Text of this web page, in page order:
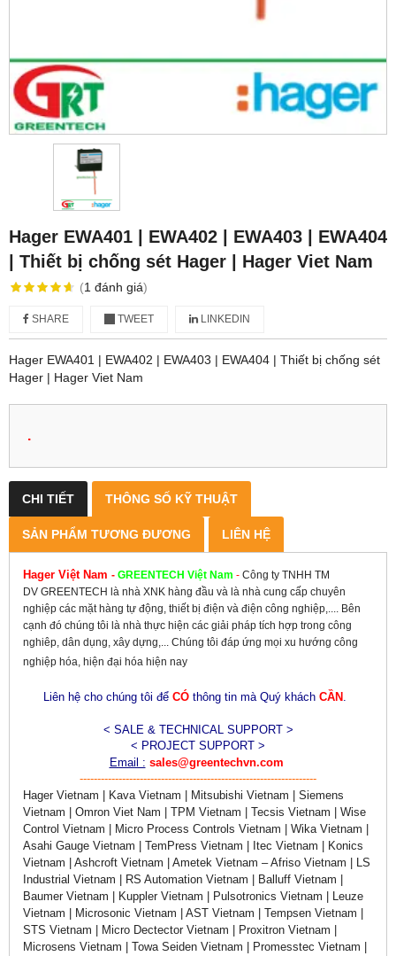
Hager EWA401 | EWA402 | EWA403 | EWA404
| Thiết bị chống sét Hager | Hager Viet Nam
(1 đánh giá)
SHARE TWEET LINKEDIN
Hager EWA401 | EWA402 | EWA403 | EWA404 | Thiết bị chống sét
Hager | Hager Viet Nam
.
CHI TIẾT THÔNG SỐ KỸ THUẬT
SẢN PHẨM TƯƠNG ĐƯƠNG LIÊN HỆ
Hager Việt Nam - GREENTECH Việt Nam - Công ty TNHH TM
DV GREENTECH là nhà XNK hàng đầu và là nhà cung cấp chuyên
nghiệp các mặt hàng tự động, thiết bị điện và điện công nghiệp,.... Bên
cạnh đó chúng tôi là nhà thực hiện các giải pháp tích hợp trong công
nghiêp, dân dụng, xây dựng,... Chúng tôi đáp ứng mọi xu hướng công
nghiệp hóa, hiện đại hóa hiện nay
Liên hệ cho chúng tôi để CÓthông tin mà Quý khách CẦN .
< SALE & TECHNICAL SUPPORT >
< PROJECT SUPPORT >
Email : sales@greentechvn.com
-------------------------------------------------------------------
Hager Vietnam | Kava Vietnam | Mitsubishi Vietnam | Siemens
Vietnam | Omron Viet Nam | TPM Vietnam | Tecsis Vietnam | Wise
Control Vietnam | Micro Process Controls Vietnam | Wika Vietnam |
Asahi Gauge Vietnam | TemPress Vietnam | Itec Vietnam | Konics
Vietnam | Ashcroft Vietnam | Ametek Vietnam – Afriso Vietnam | LS
Industrial Vietnam | RS Automation Vietnam | Balluff Vietnam |
Baumer Vietnam | Kuppler Vietnam | Pulsotronics Vietnam | Leuze
Vietnam | Microsonic Vietnam | AST Vietnam | Tempsen Vietnam |
STS Vietnam | Micro Dectector Vietnam | Proxitron Vietnam |
Microsens Vietnam | Towa Seiden Vietnam | Promesstec Vietnam |